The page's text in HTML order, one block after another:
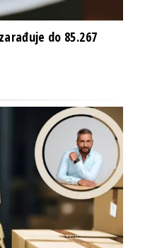
do 85.267